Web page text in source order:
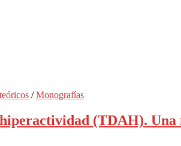
/Monografías
(TDAH).